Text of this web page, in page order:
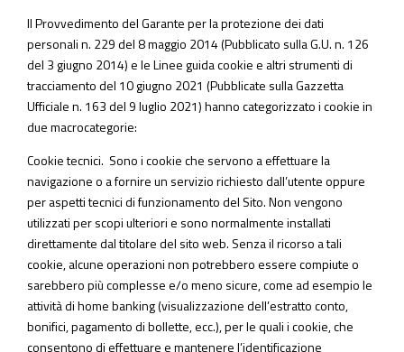
Il Provvedimento del Garante per la protezione dei dati
personali n. 229 del 8 maggio 2014 (Pubblicato sulla G.U. n. 126
del 3 giugno 2014) e le Linee guida cookie e altri strumenti di
tracciamento del 10 giugno 2021 (Pubblicate sulla Gazzetta
Ufficiale n. 163 del 9 luglio 2021) hanno categorizzato i cookie in
due macrocategorie:
Cookie tecnici. Sono i cookie che servono a effettuare la
navigazione o a fornire un servizio richiesto dall’utente oppure
per aspetti tecnici di funzionamento del Sito. Non vengono
utilizzati per scopi ulteriori e sono normalmente installati
direttamente dal titolare del sito web. Senza il ricorso a tali
cookie, alcune operazioni non potrebbero essere compiute o
sarebbero più complesse e/o meno sicure, come ad esempio le
attività di home banking (visualizzazione dell’estratto conto,
bonifici, pagamento di bollette, ecc.), per le quali i cookie, che
consentono di effettuare e mantenere l’identificazione